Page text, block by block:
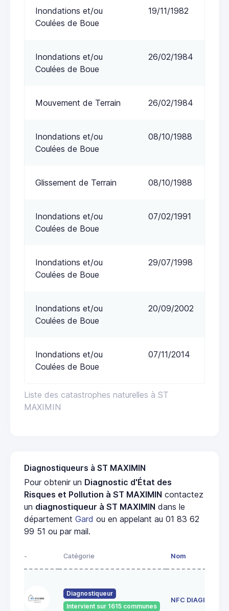
Liste des catastrophes naturelles à ST
MAXIMIN
Inondations et/ou
Coulées de Boue
19/11/1982
Inondations et/ou
Coulées de Boue
26/02/1984
Mouvement de Terrain 26/02/1984
Inondations et/ou
Coulées de Boue
08/10/1988
Glissement de Terrain 08/10/1988
Inondations et/ou
Coulées de Boue
07/02/1991
Inondations et/ou
Coulées de Boue
29/07/1998
Inondations et/ou
Coulées de Boue
20/09/2002
Inondations et/ou
Coulées de Boue
07/11/2014
Diagnostiqueurs à ST MAXIMIN
Pour obtenir un Diagnostic d'État des
Risques et Pollution à ST MAXIMIN contactez
un diagnostiqueur à ST MAXIMIN dans le
département Gard ou en appelant au 01 83 62
99 51 ou par mail.
- Catégorie Nom
Diagnostiqueur
Intervient sur 1615 communes
NFC DIAGIMMO